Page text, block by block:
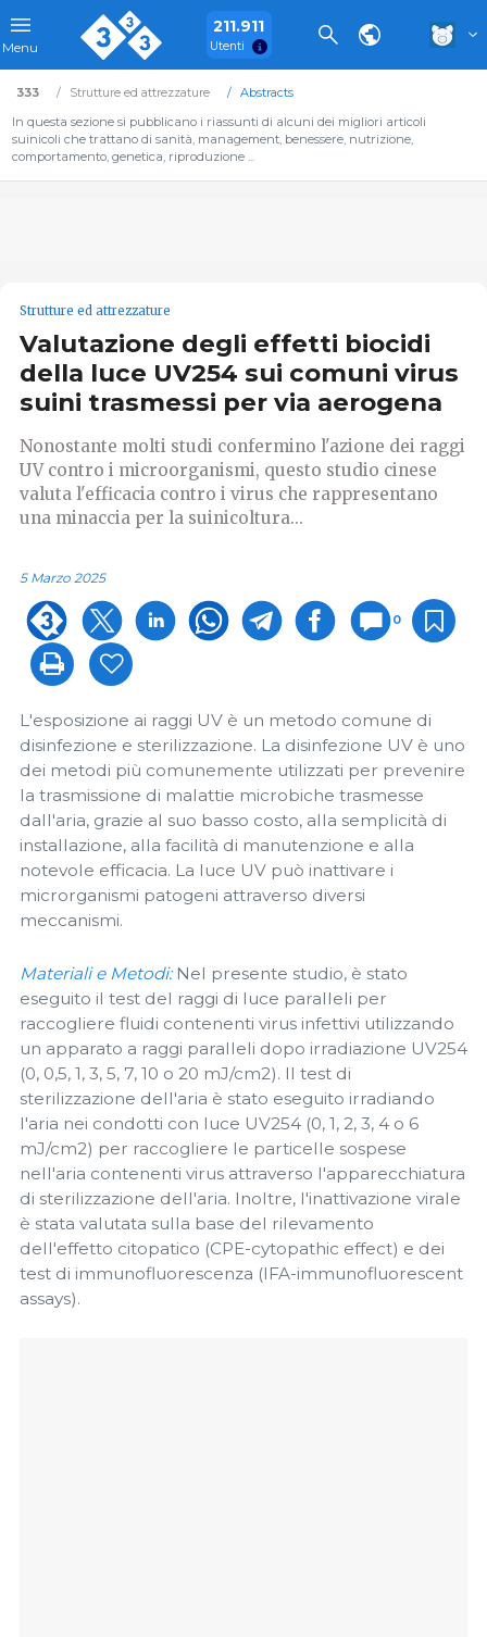
Menu
211.911
Utenti
333 Strutture ed attrezzature
Abstracts
In questa sezione si pubblicano i riassunti di alcuni dei migliori articoli
suinicoli che trattano di sanità, management, benessere, nutrizione,
comportamento, genetica, riproduzione ...
Strutture ed attrezzature
Valutazione degli effetti biocidi
della luce UV254 sui comuni virus
suini trasmessi per via aerogena
Nonostante molti studi confermino l'azione dei raggi
UV contro i microorganismi, questo studio cinese
valuta l'efficacia contro i virus che rappresentano
una minaccia per la suinicoltura...
5 Marzo 2025
0
L'esposizione ai raggi UV è un metodo comune di
disinfezione e sterilizzazione. La disinfezione UV è uno
dei metodi più comunemente utilizzati per prevenire
la trasmissione di malattie microbiche trasmesse
dall'aria, grazie al suo basso costo, alla semplicità di
installazione, alla facilità di manutenzione e alla
notevole efficacia. La luce UV può inattivare i
microrganismi patogeni attraverso diversi
meccanismi.
Materiali e Metodi: Nel presente studio, è stato
eseguito il test del raggi di luce paralleli per
raccogliere fluidi contenenti virus infettivi utilizzando
un apparato a raggi paralleli dopo irradiazione UV254
(0, 0,5, 1, 3, 5, 7, 10 o 20 mJ/cm2). Il test di
sterilizzazione dell'aria è stato eseguito irradiando
l'aria nei condotti con luce UV254 (0, 1, 2, 3, 4 o 6
mJ/cm2) per raccogliere le particelle sospese
nell'aria contenenti virus attraverso l'apparecchiatura
di sterilizzazione dell'aria. Inoltre, l'inattivazione virale
è stata valutata sulla base del rilevamento
dell'effetto citopatico (CPE-cytopathic effect) e dei
test di immunofluorescenza (IFA-immunofluorescent
assays).